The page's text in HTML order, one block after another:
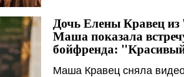
Дочь Елены Кравец
Маша показала
бойфренда:
Маша Кравец сняла